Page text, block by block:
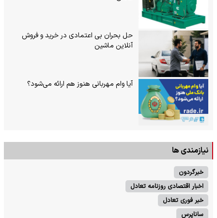
حل بحران بی‌ اعتمادی در خرید و فروش
آنلاین ماشین
آیا وام مهربانی هنوز هم ارائه می‌شود؟
نیازمندی ها
خبرگردون
اخبار اقتصادی روزنامه تعادل
خبر فوری تعادل
ساناپرس